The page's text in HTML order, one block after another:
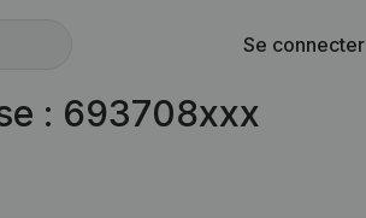
Se connecter
: 693708xxx